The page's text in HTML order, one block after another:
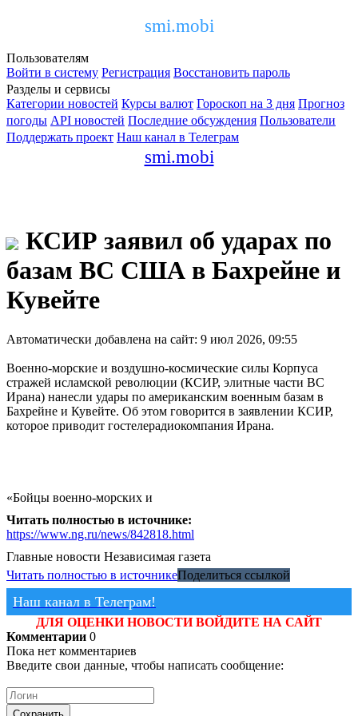
smi.mobi
Пользователям
Войти в систему Регистрация Восстановить пароль
Разделы и сервисы
Категории новостей Курсы валют Гороскоп на 3 дня Прогноз
погоды API новостей Последние обсуждения Пользователи
Поддержать проект Наш канал в Телеграм
smi.mobi
КСИР заявил об ударах по
базам ВС США в Бахрейне и
Кувейте
Автоматически добавлена на сайт: 9 июл 2026, 09:55
Военно-морские и воздушно-космические силы Корпуса
стражей исламской революции (КСИР, элитные части ВС
Ирана) нанесли удары по американским военным базам в
Бахрейне и Кувейте. Об этом говорится в заявлении КСИР,
которое приводит гостелерадиокомпания Ирана.
«Бойцы военно-морских и
Читать полностью в источнике:
https://www.ng.ru/news/842818.html
Главные новости Независимая газета
Читать полностью в источникеПоделиться ссылкой
Наш канал в Телеграм!
ДЛЯ ОЦЕНКИ НОВОСТИ ВОЙДИТЕ НА САЙТ
Комментарии 0
Пока нет комментариев
Введите свои данные, чтобы написать сообщение: